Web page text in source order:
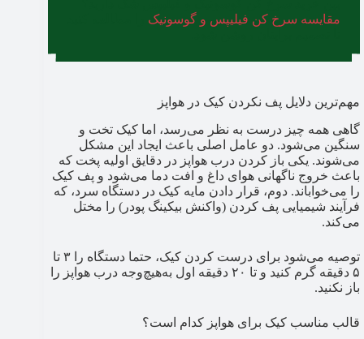
مقایسه سرخ کن فیلیپس و گوسونیک
مهم‌ترین دلایل پف نکردن کیک در هواپز
گاهی همه چیز درست به نظر می‌رسد، اما کیک تخت و
سنگین می‌شود. دو عامل اصلی باعث ایجاد این مشکل
می‌شوند. یکی باز کردن درب هواپز در دقایق اولیه پخت که
باعث خروج ناگهانی هوای داغ و افت دما می‌شود و پف کیک
را می‌خواباند. دوم، قرار دادن مایه کیک در دستگاه سرد، که
فرآیند شیمیایی پف کردن (واکنش بیکینگ پودر) را مختل
می‌کند.
توصیه می‌شود برای درست کردن کیک، حتما دستگاه را ۳ تا
۵ دقیقه گرم کنید و تا ۲۰ دقیقه اول به‌هیچ‌وجه درب هواپز را
باز نکنید.
قالب مناسب کیک برای هواپز کدام است؟